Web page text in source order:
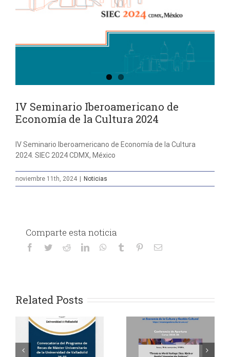
IV Seminario Iberoamericano de
Economía de la Cultura 2024
IV Seminario Iberoamericano de Economía de la Cultura
2024. SIEC 2024 CDMX, México
noviembre 11th, 2024 Noticias
Comparte esta noticia
Facebook
TwitterRedditLinkedInWhatsApp
Tumblr PinterestEmail
Related Posts